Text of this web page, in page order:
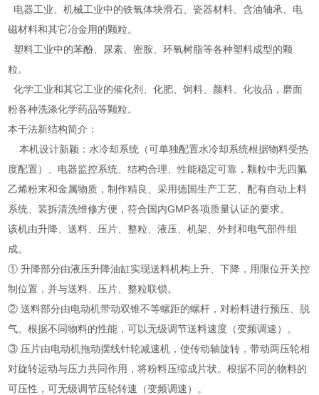
电器工业、机械工业中的铁氧体块滑石、瓷器材料、含油轴承、电
磁材料和其它冶金用的颗粒。
塑料工业中的苯酚、尿素、密胺、环氧树脂等各种塑料成型的颗
粒。
化学工业和其它工业的催化剂、化肥、饲料、颜料、化妆品，磨面
粉各种洗涤化学药品等颗粒。
本干法新结构简介：
本机设计新颖：水冷却系统（可单独配置水冷却系统根据物料受热
度配置）、电器监控系统、结构合理、性能稳定可靠，颗粒中无四氟
乙烯粉末和金属物质，制作精良、采用德国生产工艺、配有自动上料
系统、装拆清洗维修方便，符合国内GMP各项质量认证的要求。
该机由升降、送料、压片、整粒、液压、机架、外封和电气部件组
成。
① 升降部分由液压升降油缸实现送料机构上升、下降，用限位开关控
制位置，并与送料、压片、整粒联锁。
② 送料部分由电动机带动双锥不等螺距的螺杆，对粉料进行预压、脱
气。根据不同物料的性能，可以无级调节送料速度（变频调速）。
③ 压片由电动机拖动摆线针轮减速机，使传动轴旋转，带动两压轮相
对旋转运动与压力共同作用，将粉料压缩成片状。根据不同的物料的
可压性，可无级调节压轮转速（变频调速）。